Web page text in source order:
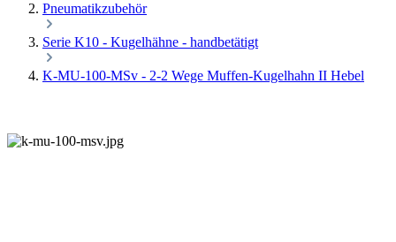
Pneumatikzubehör
Serie K10 - Kugelhähne - handbetätigt
K-MU-100-MSv - 2-2 Wege Muffen-Kugelhahn II Hebel